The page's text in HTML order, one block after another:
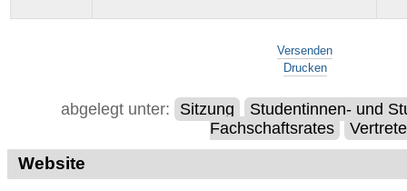
Versenden
Drucken
abgelegt unter: Sitzung
Studentinnen- und
Fachschaftsrates
Website